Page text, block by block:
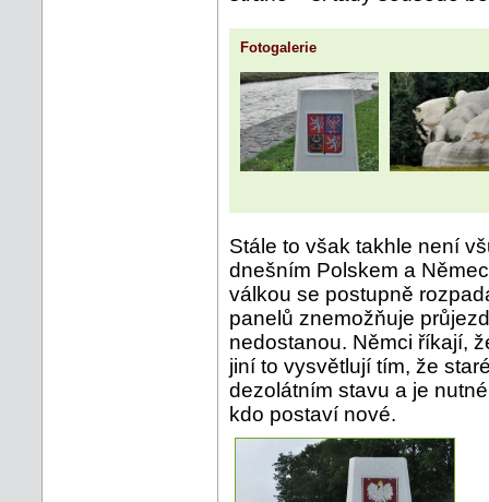
Fotogalerie
Stále to však takhle není
dnešním Polskem a
válkou se postupně
panelů znemožňuje
nedostanou. Němci říkají,
jiní to vysvětlují tím, že
dezolátním stavu a je
kdo postaví nové.